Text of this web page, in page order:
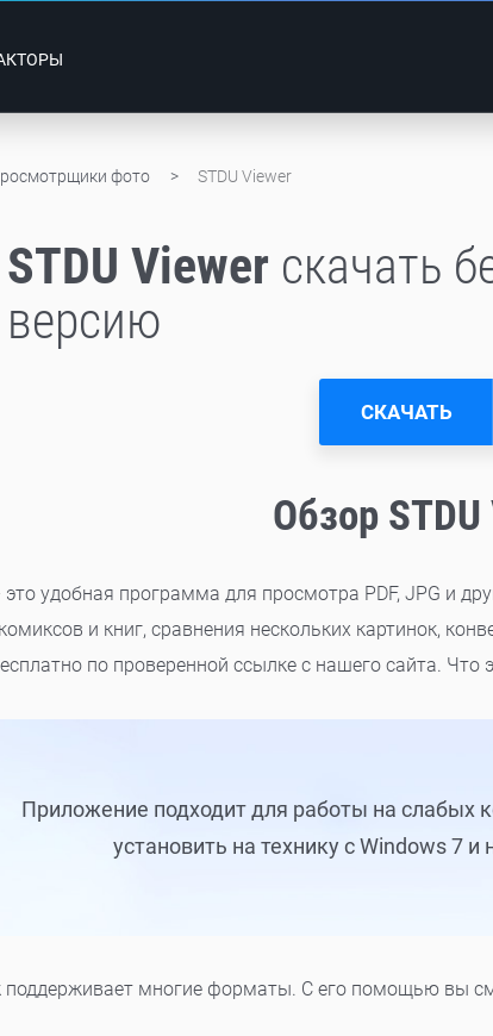
фото STDU Viewer
STDU Viewer скачать
версию
СКАЧАТЬ
Обзор
это удобная программа для просмотра PDF, JPG и
и книг, сравнения нескольких картинок,
по проверенной ссылке с нашего сайта.
Приложение подходит для работы на слабых
установить на технику с Windows 7
многие форматы. С его помощью вы